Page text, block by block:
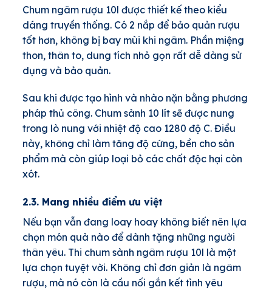
Chum ngâm rượu 10l được thiết kế theo kiểu
dáng truyền thống. Có 2 nắp để bảo quản rượu
tốt hơn, không bị bay mùi khi ngâm. Phần miệng
thon, thân to, dung tích nhỏ gọn rất dễ dàng sử
dụng và bảo quản.
Sau khi được tạo hình và nhào nặn bằng phương
pháp thủ công. Chum sành 10 lít sẽ được nung
trong lò nung với nhiệt độ cao 1280 độ C. Điều
này, không chỉ làm tăng độ cứng, bền cho sản
phẩm mà còn giúp loại bỏ các chất độc hại còn
xót.
2.3. Mang nhiều điểm ưu việt
Nếu bạn vẫn đang loay hoay không biết nên lựa
chọn món quà nào để dành tặng những người
thân yêu. Thi chum sành ngâm rượu 10l là một
lựa chọn tuyệt vời. Không chỉ đơn giản là ngâm
rượu, mà nó còn là cầu nối gắn kết tình yêu